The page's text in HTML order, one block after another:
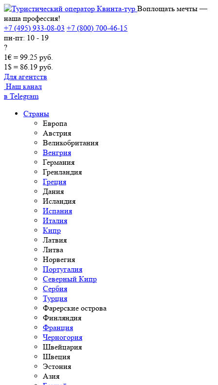
Воплощать мечты —
наша профессия!
+7 (495) 933-08-03 +7 (800) 700-46-15
пн-пт: 10 - 19
?
1€ = 99.25 руб.
1$ = 86.19 руб.
Для агентств
Наш канал
в Telegram
Страны
Европа
Австрия
Великобритания
Венгрия
Германия
Гренландия
Греция
Дания
Исландия
Испания
Италия
Кипр
Латвия
Литва
Норвегия
Португалия
Северный Кипр
Сербия
Турция
Фарерские острова
Финляндия
Франция
Черногория
Швейцария
Швеция
Эстония
Азия